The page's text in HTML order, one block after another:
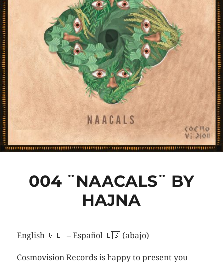
004 ¨NAACALS¨ BY
HAJNA
English 🇬🇧 – Español 🇪🇸 (abajo)
Cosmovision Records is happy to present you